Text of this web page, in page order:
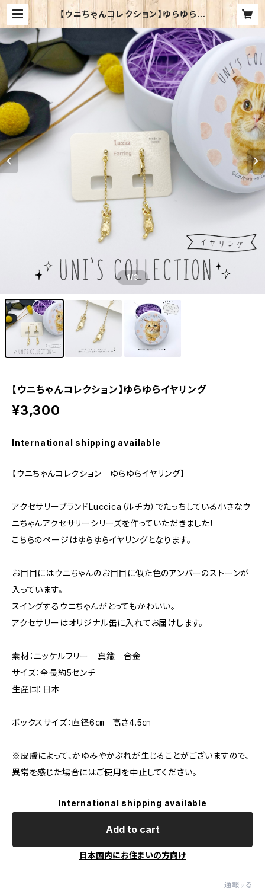
【ウニちゃんコレクション】ゆらゆらイ
ヤリング | Cat Apartment Coffe
e WEB SHOP
1/3
【ウニちゃんコレクション】ゆらゆらイヤリング
¥3,300
International shipping available
【ウニちゃんコレクション ゆらゆらイヤリング】
アクセサリーブランドLuccica（ルチカ）でたっちしている小さなウ
ニちゃんアクセサリーシリーズを作っていただきました！
こちらのページはゆらゆらイヤリングとなります。
お目目にはウニちゃんのお目目に似た色のアンバーのストーンが
入っています。
スイングするウニちゃんがとってもかわいい。
アクセサリーはオリジナル缶に入れてお届けします。
素材：ニッケルフリー 真鍮 合金
サイズ：全長約5センチ
生産国：日本
ボックスサイズ：直径6㎝ 高さ4.5㎝
※皮膚によって、かゆみやかぶれが生じることがございますので、
異常を感じた場合にはご使用を中止してください。
International shipping available
Add to cart
日本国内にお住まいの方向け
通報する